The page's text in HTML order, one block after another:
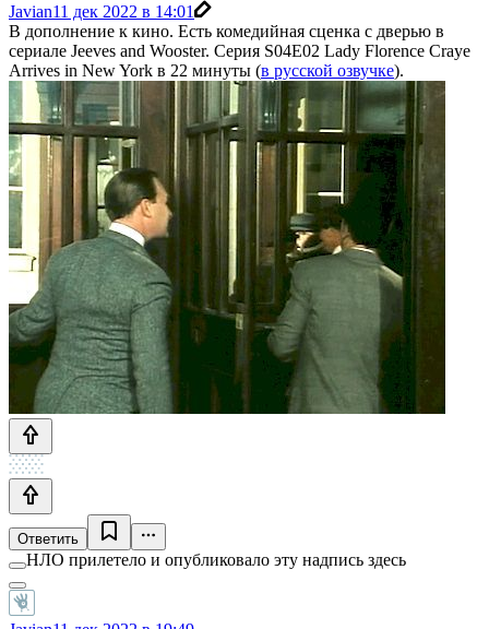
Javian11 дек 2022 в 14:01
В дополнение к кино. Есть комедийная сценка с дверью в
сериале Jeeves and Wooster. Серия S04E02 Lady Florence Craye
Arrives in New York в 22 минуты (в русской озвучке).
Ответить
НЛО прилетело и опубликовало эту надпись здесь